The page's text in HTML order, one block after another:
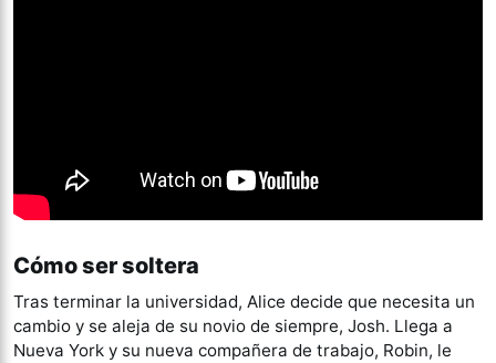
Cómo ser soltera
Tras terminar la universidad, Alice decide que necesita un
cambio y se aleja de su novio de siempre, Josh. Llega a
Nueva York y su nueva compañera de trabajo, Robin, le